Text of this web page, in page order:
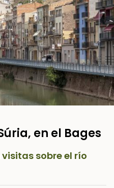
en el Bages
sobre el río